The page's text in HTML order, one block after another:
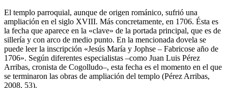
El templo parroquial, aunque de origen románico, sufrió una
ampliación en el siglo XVIII. Más concretamente, en 1706. Ésta es
la fecha que aparece en la «clave» de la portada principal, que es de
sillería y con arco de medio punto. En la mencionada dovela se
puede leer la inscripción «Jesús María y Jophse – Fabricose año de
1706». Según diferentes especialistas –como Juan Luis Pérez
Arribas, cronista de Cogolludo–, esta fecha es el momento en el que
se terminaron las obras de ampliación del templo (Pérez Arribas,
2008, 53).